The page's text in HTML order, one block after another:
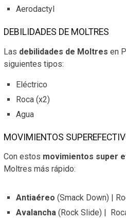
Aerodactyl
DEBILIDADES DE MOLTRES
Las debilidades de Moltres en
siguientes tipos:
Eléctrico
Roca (x2)
Agua
MOVIMIENTOS
Con estos movimientos super
Moltres más rápido:
Antiaéreo (Smack Down) |
Avalancha (Rock Slide) |